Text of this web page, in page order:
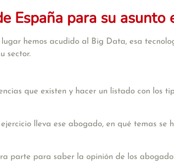
España para su asunto
hemos acudido al Big Data, esa
sector.
que existen y hacer un listado con los
lleva ese abogado, en qué temas se
parte para saber la opinión de los